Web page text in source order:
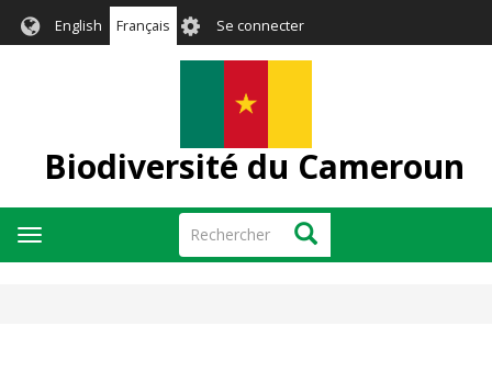
English Français User
account
Se connecter
Biodiversité du Cameroun
Rechercher Rechercher
Toggle
navigation